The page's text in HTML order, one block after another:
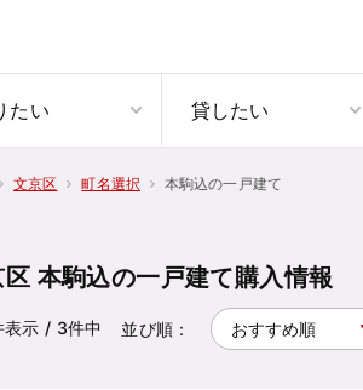
たい 貸したい
文京区 町名選択 本駒込の一戸建て
本駒込の一戸建て購入情報
表示 / 3件中 並び順：